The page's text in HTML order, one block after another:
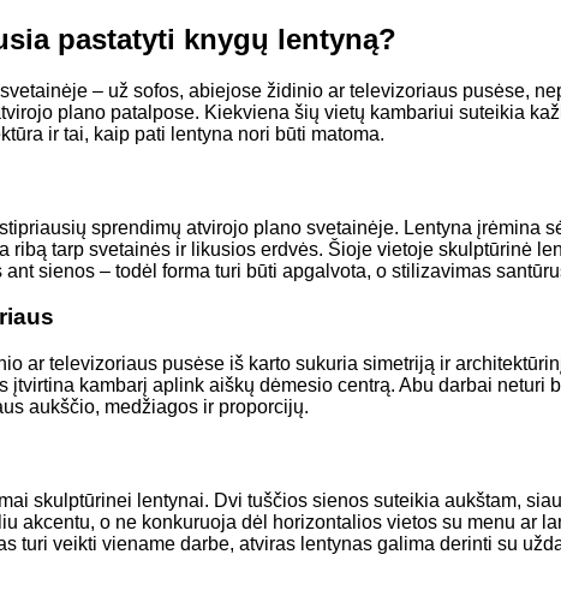
pastatyti knygų lentyną?
– už sofos, abiejose židinio ar televizoriaus pusėse,
plano patalpose. Kiekviena šių vietų kambariui suteikia
ir tai, kaip pati lentyna nori būti matoma.
sprendimų atvirojo plano svetainėje. Lentyna įrėmina
ribą tarp svetainės ir likusios erdvės. Šioje vietoje skulptūrinė
sienos – todėl forma turi būti apgalvota, o stilizavimas
ar televizoriaus pusėse iš karto sukuria simetriją ir
įtvirtina kambarį aplink aiškų dėmesio centrą. Abu darbai neturi
aukščio, medžiagos ir proporcijų.
skulptūrinei lentynai. Dvi tuščios sienos suteikia aukštam,
akcentu, o ne konkuruoja dėl horizontalios vietos su menu ar
turi veikti viename darbe, atviras lentynas galima derinti su